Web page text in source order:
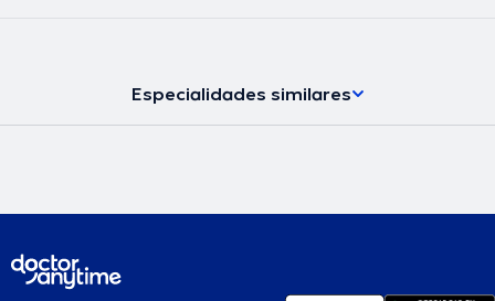
Especialidades similares